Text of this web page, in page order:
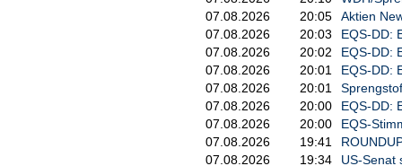
07.08.2026
20:05
Aktien
07.08.2026
20:03
EQS-DD:
07.08.2026
20:02
EQS-DD:
07.08.2026
20:01
EQS-DD:
07.08.2026
20:01
07.08.2026
20:00
EQS-DD:
07.08.2026
20:00
EQS-
07.08.2026
19:41
07.08.2026
19:34
US-Senat